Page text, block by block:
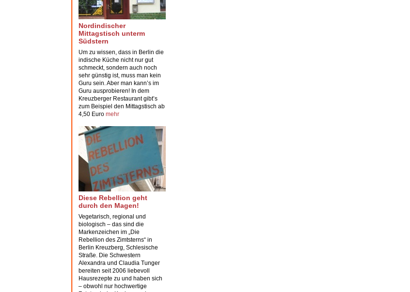
Nordindischer
Mittagstisch unterm
Südstern
Um zu wissen, dass in Berlin die
indische Küche nicht nur gut
schmeckt, sondern auch noch
sehr günstig ist, muss man kein
Guru sein. Aber man kann’s im
Guru ausprobieren! In dem
Kreuzberger Restaurant gibt’s
zum Beispiel den Mittagstisch ab
4,50 Euro mehr
Diese Rebellion geht
durch den Magen!
Vegetarisch, regional und
biologisch – das sind die
Markenzeichen im „Die
Rebellion des Zimtsterns“ in
Berlin Kreuzberg, Schlesische
Straße. Die Schwestern
Alexandra und Claudia Tunger
bereiten seit 2006 liebevoll
Hausrezepte zu und haben sich
– obwohl nur hochwertige